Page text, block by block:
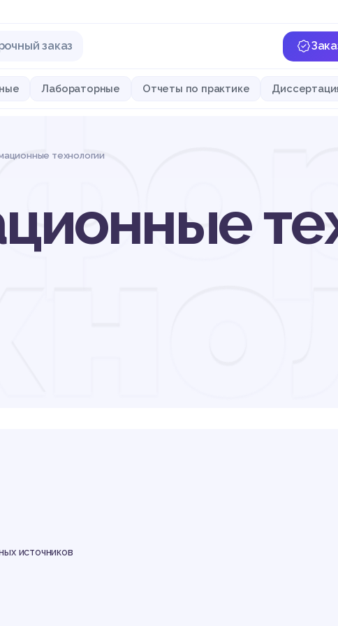
заказ
Лабораторные Отчеты по практике
технологии
источников